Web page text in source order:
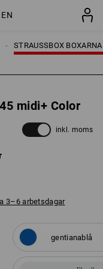
EN
STRAUSSBOX
midi+ Color
inkl. moms
3–6 arbetsdagar
gentianablå